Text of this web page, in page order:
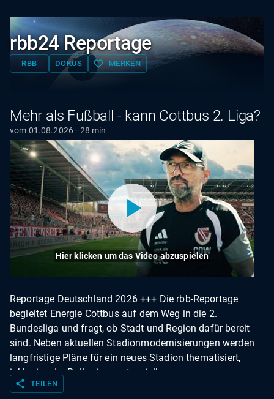
rbb24 Reportage
RBB DOKUS favorite_border MERKEN
Mehr als Fußball - kann Cottbus 2. Liga?
vom 01.08.2026 · 28 min
Hier klicken um das Video abzuspielen
Reportage Deutschland 2026 +++ Die rbb-Reportage
begleitet Energie Cottbus auf dem Weg in die 2.
Bundesliga und fragt, ob Stadt und Region dafür bereit
sind. Neben aktuellen Stadionmodernisierungen werden
langfristige Pläne für ein neues Stadion thematisiert,
inklusive der Rolle einer potenziellen
Betreibergesellschaft. Protagonisten wie Rückkehrer
share TEILEN